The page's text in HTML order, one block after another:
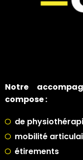
Notre
compose :
de
mobilité
étirements